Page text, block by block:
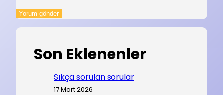
Son Eklenenler
Sıkça sorulan sorular
17 Mart 2026